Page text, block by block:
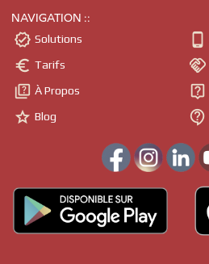
NAVIGATION ::
 Solutions
 Tarifs
 À Propos
 Blog



